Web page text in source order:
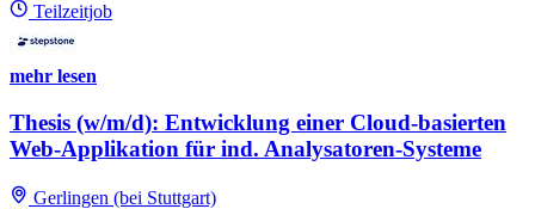
Teilzeitjob
mehr lesen
Thesis (w/m/d): Entwicklung einer Cloud-basierten
Web-Applikation für ind. Analysatoren-Systeme
Gerlingen (bei Stuttgart)